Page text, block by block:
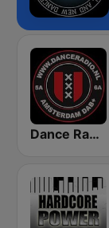
Dance Radio Amsterdam